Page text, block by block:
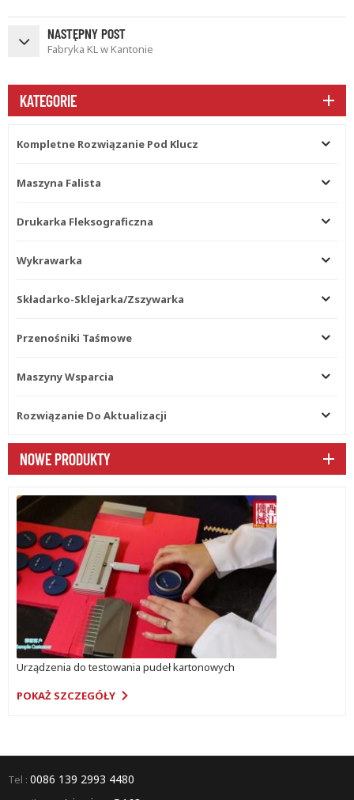
NASTĘPNY POST
Fabryka KL w Kantonie
KATEGORIE
Kompletne Rozwiązanie Pod Klucz
Maszyna Falista
Drukarka Fleksograficzna
Wykrawarka
Składarko-Sklejarka/zszywarka
Przenośniki Taśmowe
Maszyny Wsparcia
Rozwiązanie Do Aktualizacji
NOWE PRODUKTY
Urządzenia do testowania pudeł kartonowych
POKAŻ SZCZEGÓŁY
Tel : 0086 139 2993 4480